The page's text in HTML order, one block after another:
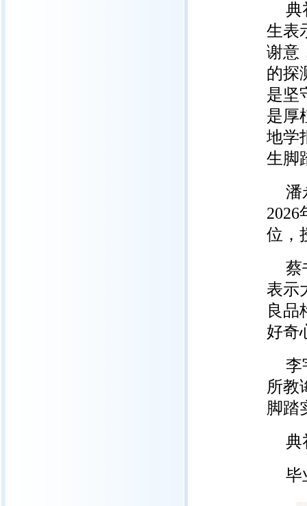
典
生表
谢意
的探
是坚
是厚
地学
生脚
潘
2026
位，
蔡
表示
良品
好奇
李
所教
脚踏
典
毕